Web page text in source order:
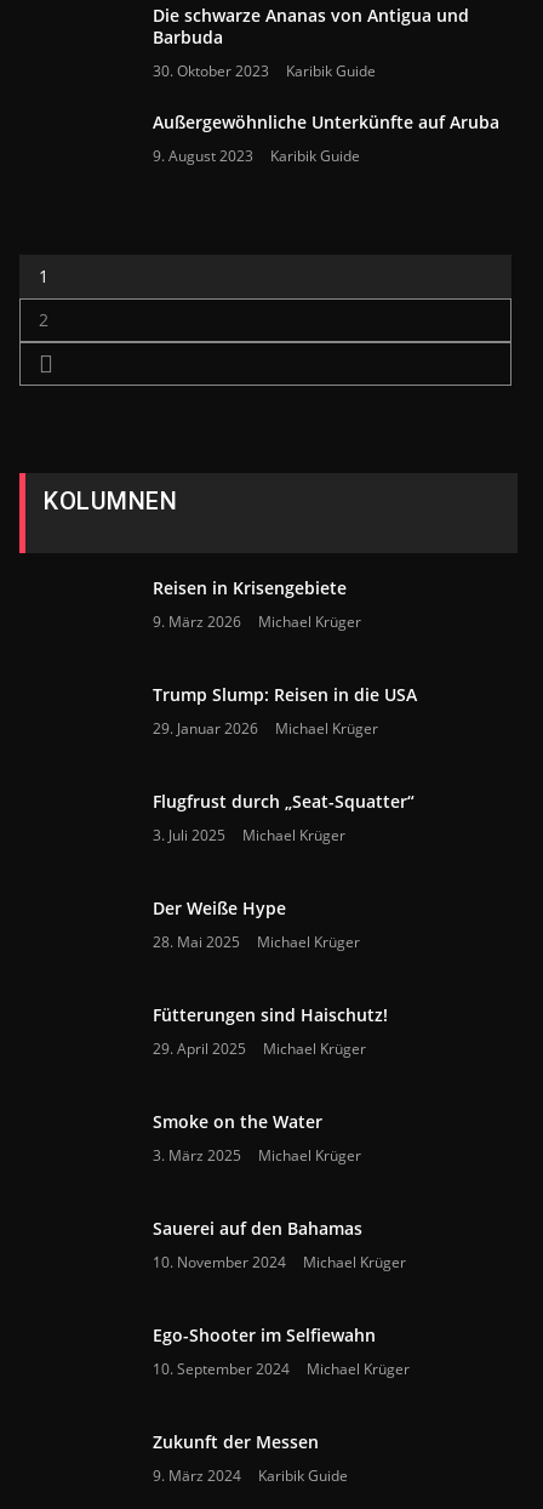
Die schwarze Ananas von Antigua und
Barbuda
30. Oktober 2023 Karibik Guide
Außergewöhnliche Unterkünfte auf Aruba
9. August 2023 Karibik Guide
1
2
KOLUMNEN
Reisen in Krisengebiete
9. März 2026 Michael Krüger
Trump Slump: Reisen in die USA
29. Januar 2026 Michael Krüger
Flugfrust durch „Seat-Squatter“
3. Juli 2025 Michael Krüger
Der Weiße Hype
28. Mai 2025 Michael Krüger
Fütterungen sind Haischutz!
29. April 2025 Michael Krüger
Smoke on the Water
3. März 2025 Michael Krüger
Sauerei auf den Bahamas
10. November 2024 Michael Krüger
Ego-Shooter im Selfiewahn
10. September 2024 Michael Krüger
Zukunft der Messen
9. März 2024 Karibik Guide